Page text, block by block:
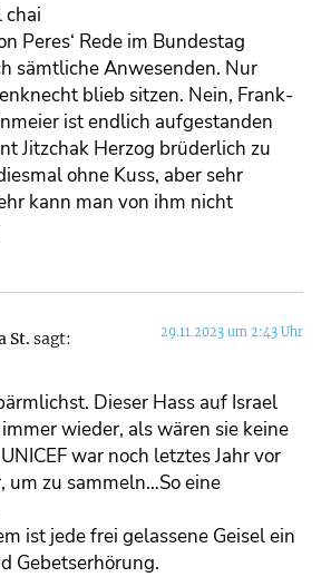
chai
Peres‘ Rede im Bundestag
sämtliche Anwesenden. Nur
blieb sitzen. Nein, Frank-
ist endlich aufgestanden
Jitzchak Herzog brüderlich zu
ohne Kuss, aber sehr
kann man von ihm nicht
St. sagt: 29.11.2023 um 2:43 Uhr
Dieser Hass auf Israel
wieder, als wären sie keine
war noch letztes Jahr vor
um zu sammeln…So eine
ist jede frei gelassene Geisel ein
Gebetserhörung.